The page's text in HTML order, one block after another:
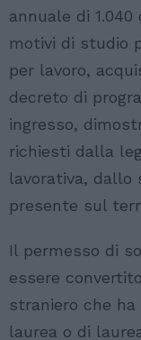
annuale di
motivi di studio
per lavoro,
decreto di
ingresso,
richiesti dalla
lavorativa, dallo
presente sul
Il permesso di
essere
straniero che
laurea o di